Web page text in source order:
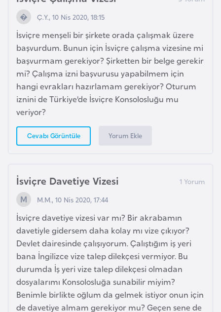
Ç.Y., 10 Nis 2020, 18:15
İsviçre menşeli bir şirkete orada çalışmak üzere
başvurdum. Bunun için İsviçre çalışma vizesine mi
başvurmam gerekiyor? Şirketten bir belge gerekir
mi? Çalışma izni başvurusu yapabilmem için
hangi evrakları hazırlamam gerekiyor? Oturum
iznini de Türkiye’de İsviçre Konsolosluğu mu
veriyor?
Cevabı Görüntüle Yorum Ekle
İsviçre Davetiye Vizesi
M.M., 10 Nis 2020, 17:44
İsviçre davetiye vizesi var mı? Bir akrabamın
davetiyle gidersem daha kolay mı vize çıkıyor?
Devlet dairesinde çalışıyorum. Çalıştığım iş yeri
bana İngilizce vize talep dilekçesi vermiyor. Bu
durumda İş yeri vize talep dilekçesi olmadan
dosyalarımı Konsolosluğa sunabilir miyim?
Benimle birlikte oğlum da gelmek istiyor onun için
de davetiye almam gerekiyor mu? Geçen sene de
a
n
d
a
İ
s
p
a
n
y
a
İ
s
r
a
i
l
s
v